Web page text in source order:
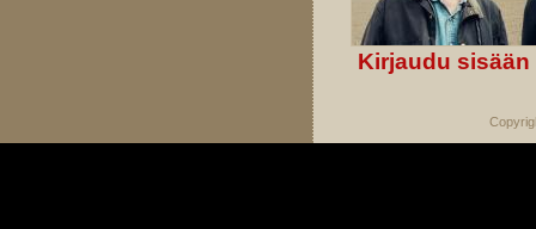
Kirjaudu sisään